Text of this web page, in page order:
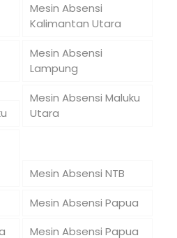
Mesin Absensi
Kalimantan Utara
Mesin Absensi
Lampung
Mesin Absensi Maluku
Utara
Mesin Absensi NTB
Mesin Absensi Papua
Mesin Absensi Papua